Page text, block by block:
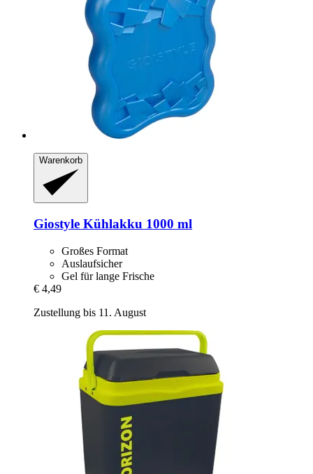
Warenkorb
Giostyle Kühlakku 1000 ml
Großes Format
Auslaufsicher
Gel für lange Frische
€ 4,49
Zustellung bis 11. August